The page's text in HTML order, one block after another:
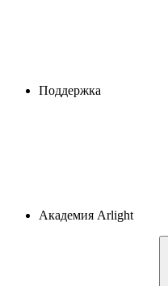
Поддержка
Академия Arlight